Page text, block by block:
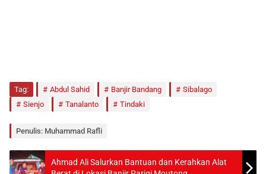
Tag: Abdul Sahid Banjir Bandang
Sibalago
Sienjo
Tanalanto Tindaki
Penulis: Muhammad Rafli
Ahmad Ali Salurkan Bantuan dan Kerahkan Alat